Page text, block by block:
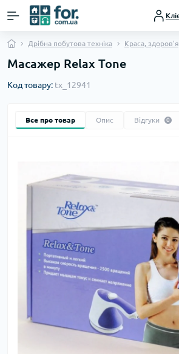
Дрібна побутова техніка Краса,
Масажер Relax Tone
Код товару: tx_12941
Все про товар Опис Відгуки 0